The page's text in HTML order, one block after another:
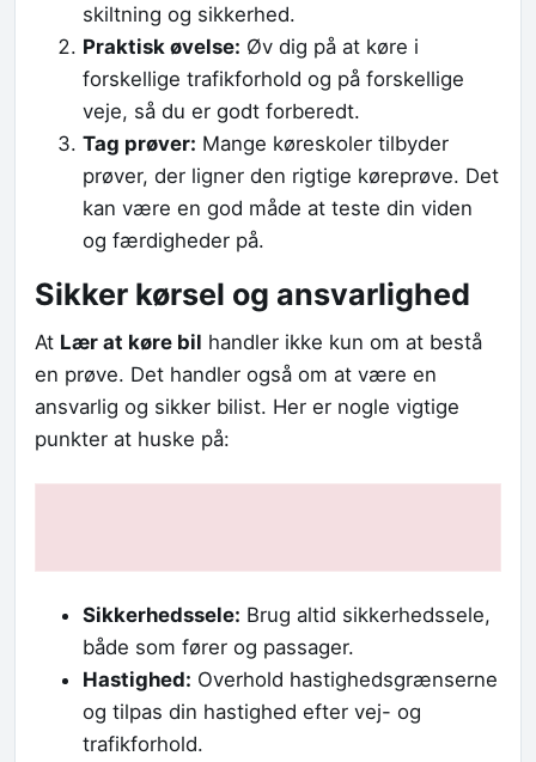
skiltning og sikkerhed.
Praktisk øvelse: Øv dig på at køre i
forskellige trafikforhold og på forskellige
veje, så du er godt forberedt.
Tag prøver: Mange køreskoler tilbyder
prøver, der ligner den rigtige køreprøve. Det
kan være en god måde at teste din viden
og færdigheder på.
Sikker kørsel og ansvarlighed
At Lær at køre bil handler ikke kun om at bestå
en prøve. Det handler også om at være en
ansvarlig og sikker bilist. Her er nogle vigtige
punkter at huske på:
Sikkerhedssele: Brug altid sikkerhedssele,
både som fører og passager.
Hastighed: Overhold hastighedsgrænserne
og tilpas din hastighed efter vej- og
trafikforhold.